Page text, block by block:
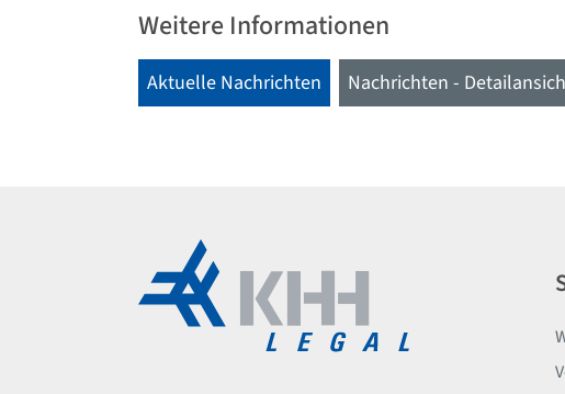
Weitere Informationen
Aktuelle Nachrichten Nachrichten -